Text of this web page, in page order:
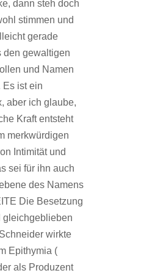
dann steh doch
stimmen und
gerade
den gewaltigen
und Namen
Es ist ein
aber ich glaube,
Kraft entsteht
merkwürdigen
Intimität und
sei für ihn auch
des Namens
Die Besetzung
gleichgeblieben
wirkte
Epithymia (
als Produzent